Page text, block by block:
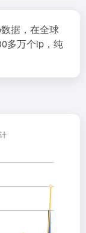
据，在全球
多万个ip，纯